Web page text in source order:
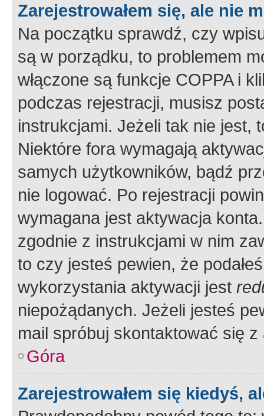
Zarejestrowałem się, ale nie
Na początku sprawdź, czy
są w porządku, to problemem
włączone są funkcje COPPA i
podczas rejestracji, musisz
instrukcjami. Jeżeli tak nie jest,
Niektóre fora wymagają
samych użytkowników, bądź
nie logować. Po rejestracji
wymagana jest aktywacja
zgodnie z instrukcjami w nim
to czy jesteś pewien, że
wykorzystania aktywacji jest
niepożądanych. Jeżeli jesteś
mail spróbuj skontaktować się
Góra
Zarejestrowałem się kiedyś,